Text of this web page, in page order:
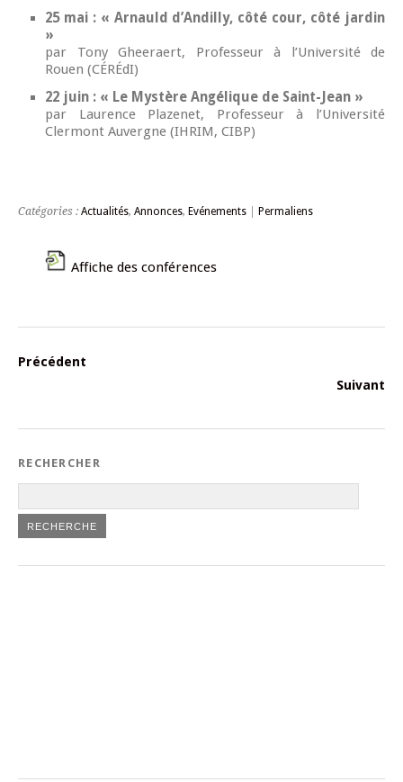
25 mai : « Arnauld d’Andilly, côté cour, côté jardin
»
par Tony Gheeraert, Professeur à l’Université de
Rouen (CÉRÉdI)
22 juin : « Le Mystère Angélique de Saint-Jean »
par Laurence Plazenet, Professeur à l’Université
Clermont Auvergne (IHRIM, CIBP)
Catégories : Actualités, Annonces, Evénements Permaliens
Affiche des conférences
Précédent
Suivant
RECHERCHER